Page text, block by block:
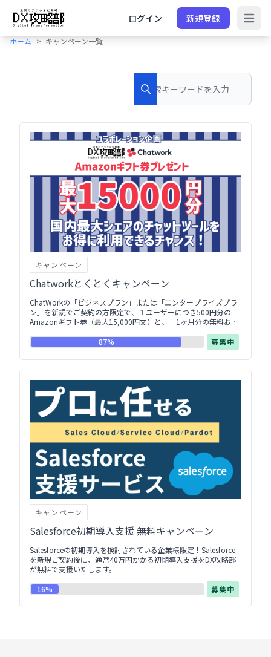
ログイン 新規登録 Open
ホーム キャンペーン一覧
キャンペーン
Chatworkとくとくキャンペーン
ChatWorkの「ビジネスプラン」または「エンタープライズプラ
ン」を新規でご契約の方限定で、１ユーザーにつき500円分の
Amazonギフト券（最大15,000円文）と、「1ヶ月分の無料お試
87%
募集中
キャンペーン
Salesforce初期導入支援 無料キャンペーン
Salesforceの初期導入を検討されている企業様限定！Salesforce
を新規ご契約後に、通常40万円かかる初期導入支援をDX攻略部
が無料で支援いたします。
16%
募集中